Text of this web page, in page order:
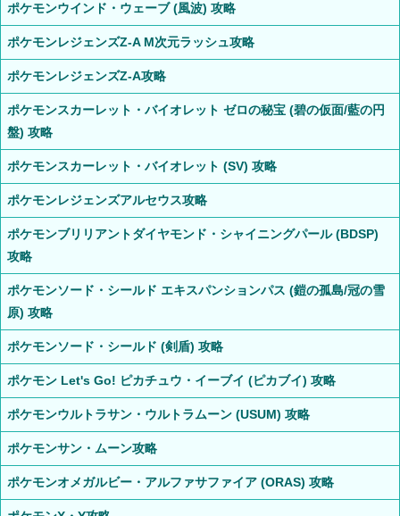
ポケモンウインド・ウェーブ (風波) 攻略
ポケモンレジェンズZ-A M次元ラッシュ攻略
ポケモンレジェンズZ-A攻略
ポケモンスカーレット・バイオレット ゼロの秘宝 (碧の仮面/藍の円
盤) 攻略
ポケモンスカーレット・バイオレット (SV) 攻略
ポケモンレジェンズアルセウス攻略
ポケモンブリリアントダイヤモンド・シャイニングパール (BDSP)
攻略
ポケモンソード・シールド エキスパンションパス (鎧の孤島/冠の雪
原) 攻略
ポケモンソード・シールド (剣盾) 攻略
ポケモン Let's Go! ピカチュウ・イーブイ (ピカブイ) 攻略
ポケモンウルトラサン・ウルトラムーン (USUM) 攻略
ポケモンサン・ムーン攻略
ポケモンオメガルビー・アルファサファイア (ORAS) 攻略